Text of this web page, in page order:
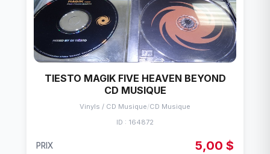
TIESTO MAGIK FIVE HEAVEN BEYOND
CD MUSIQUE
Vinyls / CD Musique/CD Musique
ID : 164872
PRIX 5,00 $